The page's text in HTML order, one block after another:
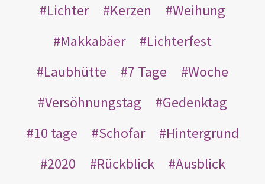
Lichter
Kerzen
Weihung
Makkabäer
Lichterfest
Laubhütte
7 Tage
Woche
Versöhnungstag
Gedenktag
10 tage
Schofar
Hintergrund
2020
Rückblick
Ausblick